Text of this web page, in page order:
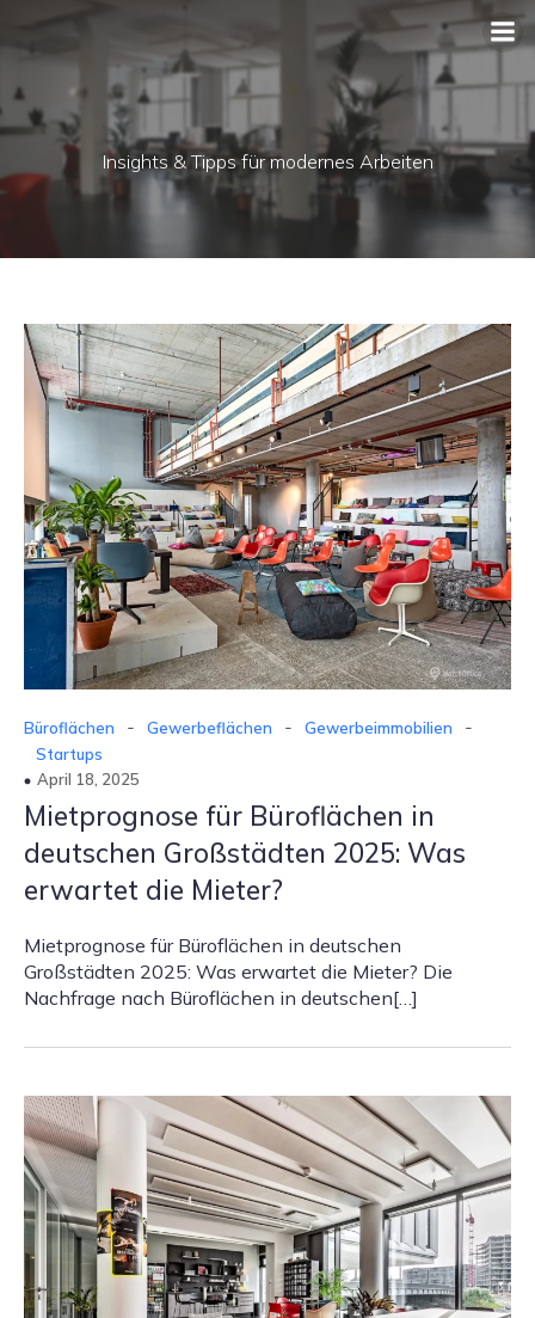
Insights & Tipps für modernes Arbeiten
Büroflächen - Gewerbeflächen - Gewerbeimmobilien -
Startups
April 18, 2025
Mietprognose für Büroflächen in
deutschen Großstädten 2025: Was
erwartet die Mieter?
Mietprognose für Büroflächen in deutschen
Großstädten 2025: Was erwartet die Mieter? Die
Nachfrage nach Büroflächen in deutschen[…]